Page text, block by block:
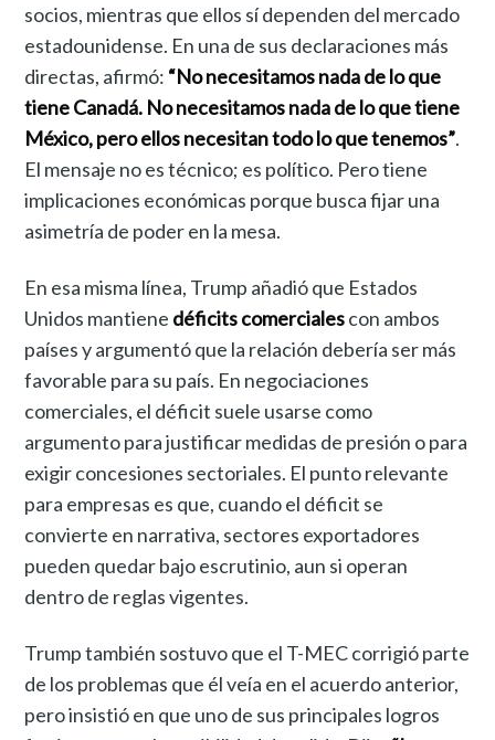
socios, mientras que ellos sí dependen del mercado
estadounidense. En una de sus declaraciones más
directas, afirmó: “No necesitamos nada de lo que
tiene Canadá. No necesitamos nada de lo que tiene
México, pero ellos necesitan todo lo que tenemos”.
El mensaje no es técnico; es político. Pero tiene
implicaciones económicas porque busca fijar una
asimetría de poder en la mesa.
En esa misma línea, Trump añadió que Estados
Unidos mantiene déficits comercialescon ambos
países y argumentó que la relación debería ser más
favorable para su país. En negociaciones
comerciales, el déficit suele usarse como
argumento para justificar medidas de presión o para
exigir concesiones sectoriales. El punto relevante
para empresas es que, cuando el déficit se
convierte en narrativa, sectores exportadores
pueden quedar bajo escrutinio, aun si operan
dentro de reglas vigentes.
Trump también sostuvo que el T-MEC corrigió parte
de los problemas que él veía en el acuerdo anterior,
pero insistió en que uno de sus principales logros